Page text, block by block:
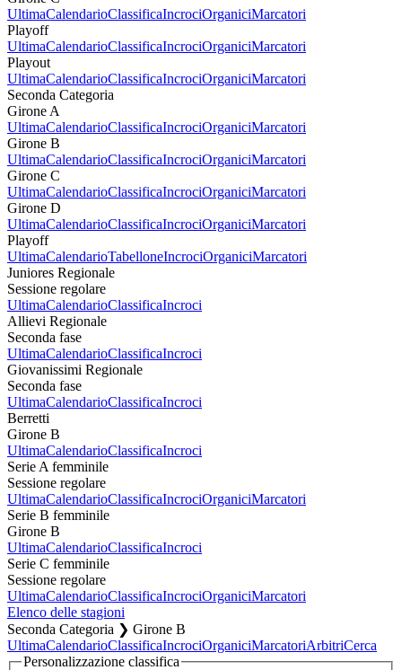
UltimaCalendarioClassificaIncrociOrganiciMarcatori
Playoff
UltimaCalendarioClassificaIncrociOrganiciMarcatori
Playout
UltimaCalendarioClassificaIncrociOrganiciMarcatori
Seconda Categoria
Girone A
UltimaCalendarioClassificaIncrociOrganiciMarcatori
Girone B
UltimaCalendarioClassificaIncrociOrganiciMarcatori
Girone C
UltimaCalendarioClassificaIncrociOrganiciMarcatori
Girone D
UltimaCalendarioClassificaIncrociOrganiciMarcatori
Playoff
UltimaCalendarioTabelloneIncrociOrganiciMarcatori
Juniores Regionale
Sessione regolare
UltimaCalendarioClassificaIncroci
Allievi Regionale
Seconda fase
UltimaCalendarioClassificaIncroci
Giovanissimi Regionale
Seconda fase
UltimaCalendarioClassificaIncroci
Berretti
Girone B
UltimaCalendarioClassificaIncroci
Serie A femminile
Sessione regolare
UltimaCalendarioClassificaIncrociOrganiciMarcatori
Serie B femminile
Girone B
UltimaCalendarioClassificaIncroci
Serie C femminile
Sessione regolare
UltimaCalendarioClassificaIncrociOrganiciMarcatori
Elenco delle stagioni
Seconda Categoria ❯ Girone B
UltimaCalendarioClassificaIncrociOrganiciMarcatoriArbitriCerca
Personalizzazione classifica